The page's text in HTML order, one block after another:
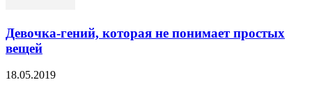
Девочка-гений, которая не понимает простых
вещей
18.05.2019